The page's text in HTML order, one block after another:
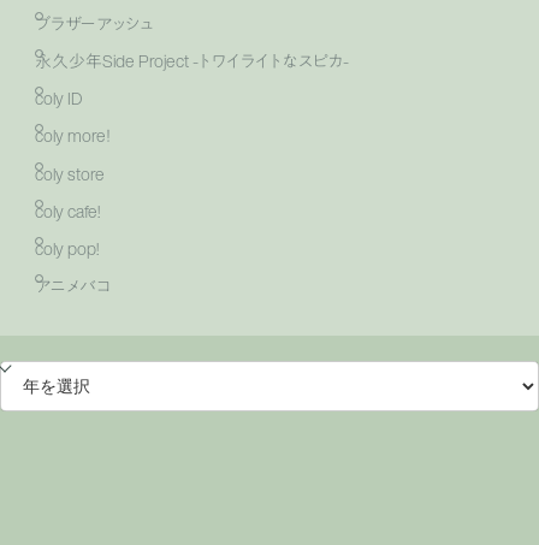
ブラザーアッシュ
永久少年Side Project -トワイライトなスピカ-
coly ID
coly more！
coly store
coly cafe!
coly pop!
アニメバコ